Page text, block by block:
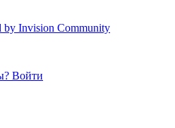
by Invision Community
Войти